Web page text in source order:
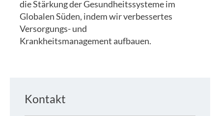
die Stärkung der Gesundheitssysteme im
Globalen Süden, indem wir verbessertes
Versorgungs- und
Krankheitsmanagement aufbauen.
Kontakt